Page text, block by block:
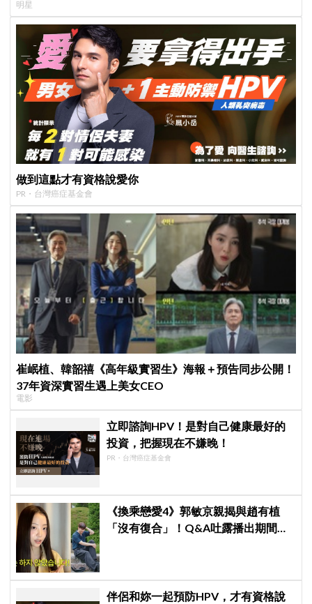
明星
做到這點才有資格說愛你
PR・台灣癌症基金會
崔岷植、韓韶禧《高年級實習生》海報＋預告同步公開！
37年資深實習生遇上美女CEO
電影
立即諮詢HPV！是對自己健康最好的
投資，把握現在不嫌晚！
PR・台灣癌症基金會
《換乘戀愛4》郭敏京親揭與趙有植
「沒有復合」！Q&A吐露播出期間壓
伴侶和妳一起預防HPV，才有資格說